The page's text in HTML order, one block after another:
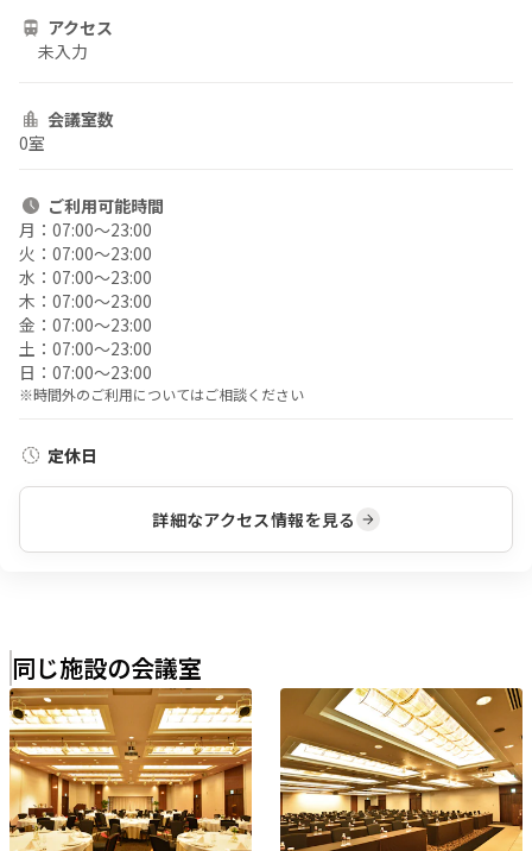
アクセス
未入力
会議室数
0室
ご利用可能時間
月： 07:00〜23:00
火： 07:00〜23:00
水： 07:00〜23:00
木： 07:00〜23:00
金： 07:00〜23:00
土： 07:00〜23:00
日： 07:00〜23:00
※時間外のご利用についてはご相談ください
定休日
詳細なアクセス情報を見る
同じ施設の会議室